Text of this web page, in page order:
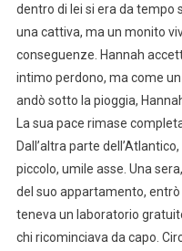
dentro di lei si era da tempo
una cattiva, ma un monito
conseguenze. Hannah
intimo perdono, ma come
andò sotto la pioggia,
La sua pace rimase
Dall’altra parte
piccolo, umile asse. Una
del suo appartamento,
teneva un laboratorio
chi ricominciava da capo.